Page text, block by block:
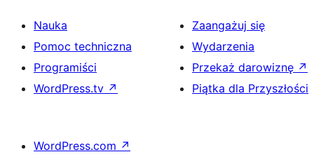
Nauka
Pomoc techniczna
Programiści
WordPress.tv ↗
Zaangażuj się
Wydarzenia
Przekaż darowiznę ↗
Piątka dla Przyszłości
WordPress.com ↗